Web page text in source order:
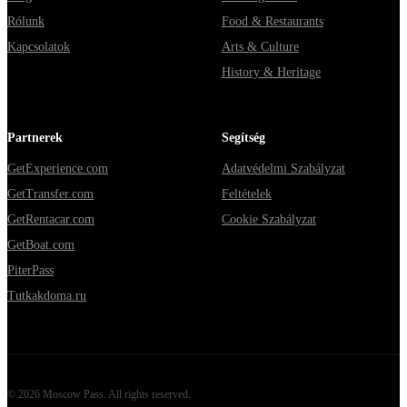
Rólunk
Kapcsolatok
Food & Restaurants
Arts & Culture
History & Heritage
Partnerek
GetExperience.com
GetTransfer.com
GetRentacar.com
GetBoat.com
PiterPass
Tutkakdoma.ru
Segítség
Adatvédelmi Szabályzat
Feltételek
Cookie Szabályzat
© 2026 Moscow Pass . All rights reserved.